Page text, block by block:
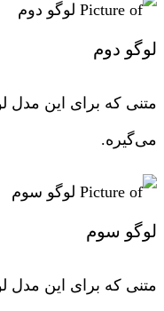
لوگو دوم
متنی که برای این مدل
می‌گیره.
لوگو سوم
متنی که برای این مدل